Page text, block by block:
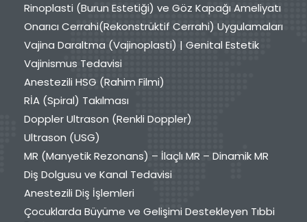
Rinoplasti (Burun Estetiği) ve Göz Kapağı Ameliyatı
Onarıcı Cerrahi(Rekonstrüktif Cerrahi) Uygulamaları
Vajina Daraltma (Vajinoplasti) | Genital Estetik
Vajinismus Tedavisi
Anestezili HSG (Rahim Filmi)
RİA (Spiral) Takılması
Doppler Ultrason (Renkli Doppler)
Ultrason (USG)
MR (Manyetik Rezonans) – İlaçlı MR – Dinamik MR
Diş Dolgusu ve Kanal Tedavisi
Anestezili Diş İşlemleri
Çocuklarda Büyüme ve Gelişimi Destekleyen Tıbbi